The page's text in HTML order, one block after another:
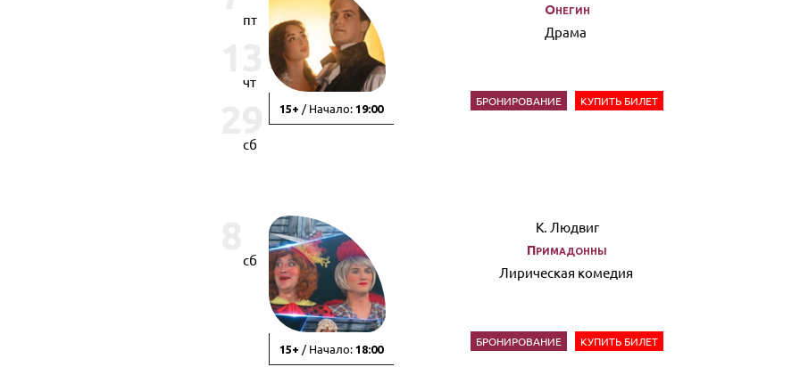
пт
чт
сб
15+ / Начало: 19:00
Онегин
Драма
БРОНИРОВАНИЕ КУПИТЬ БИЛЕТ
сб
15+ / Начало: 18:00
К. Людвиг
Примадонны
Лирическая комедия
БРОНИРОВАНИЕ КУПИТЬ БИЛЕТ